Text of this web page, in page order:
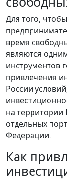
Для того,
время
являются
инструментов
привлечения
России
на территории
отдельных
Федерации.
Как